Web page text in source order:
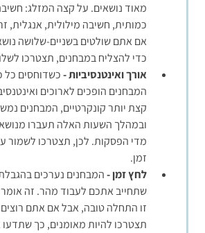
מאוד נושאים. על קצה המזלג:
כמותית, חשיבה מילולית, אנגלית,
אם אתם שולטים בשניים-שלושה
כדי להצליח במבחנים, תצטרכו
אורך ואינטנסיביות -כשדוחסים כל
המבחנים הופכים לארוכים
קצת יותר קונקרטיים, המבחנים
ובמהלך השעות האלה תעברו
מדי הפסקות. לכן, תצטרכו לשמור
זמן.
לחץ זמן -המבחנים נערכים
שתחייב אתכם לעבוד מהר. זה
זו התחלה טובה, אבל אם אתם
תצטרכו להיות מאומנים, כך